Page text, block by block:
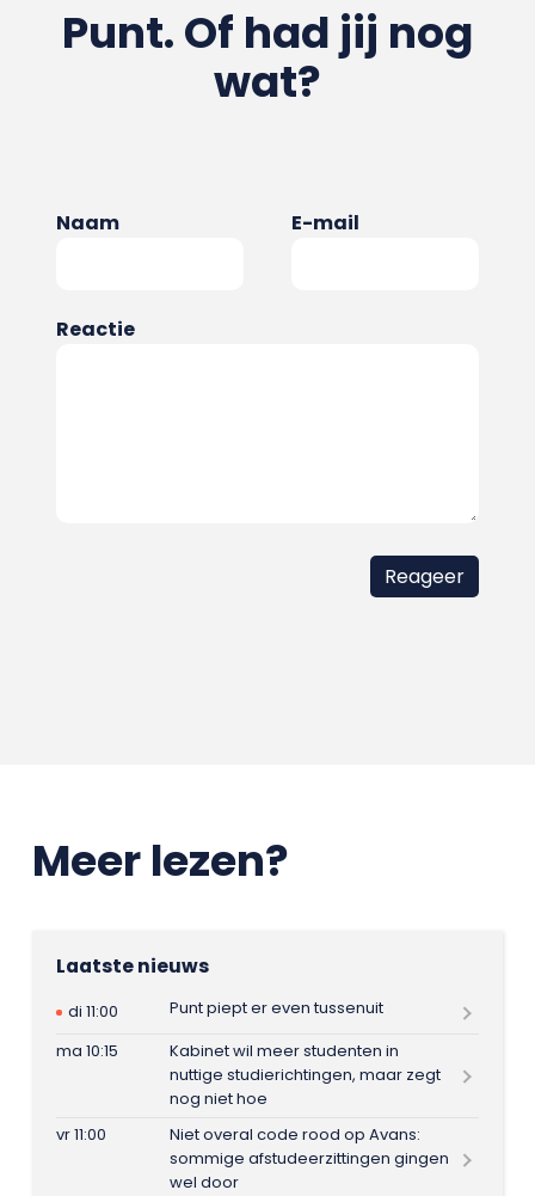
Punt. Of had jij nog
wat?
Naam E-mail
Reactie
Meer lezen?
Laatste nieuws
di 11:00
Punt piept er even tussenuit
ma 10:15
Kabinet wil meer studenten in
nuttige studierichtingen, maar zegt
nog niet hoe
vr 11:00
Niet overal code rood op Avans:
sommige afstudeerzittingen gingen
wel door